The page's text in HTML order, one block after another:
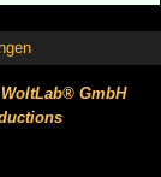
WoltLab® GmbH